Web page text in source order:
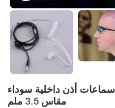
BODY GUARD FBI سماعات أذن داخلية سوداء
مقاس 3.5 ملم